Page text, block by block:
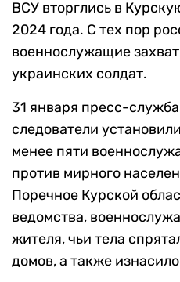
ВСУ вторглись в
2024 года. С тех пор
военнослужащие
украинских солдат.
31 января пресс-
следователи
менее пяти
против мирного
Поречное Курской
ведомства,
жителя, чьи тела
домов, а также